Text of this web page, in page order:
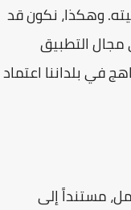
وهكذا، نكون قد
مجال التطبيق
في بلداننا اعتماد
مستنداً إلى